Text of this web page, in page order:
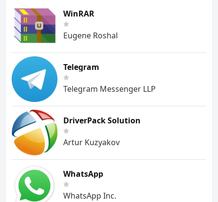
WinRAR
Eugene Roshal
Telegram
Telegram Messenger LLP
DriverPack Solution
Artur Kuzyakov
WhatsApp
WhatsApp Inc.